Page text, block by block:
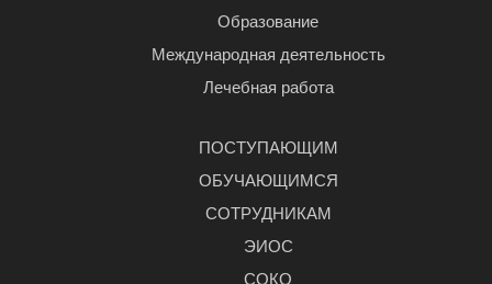
Образование
Международная деятельность
Лечебная работа
ПОСТУПАЮЩИМ
ОБУЧАЮЩИМСЯ
СОТРУДНИКАМ
ЭИОС
СОКО